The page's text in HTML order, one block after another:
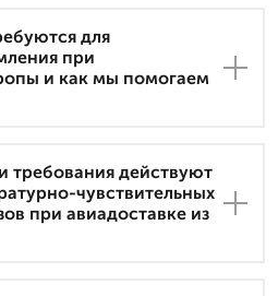
для
при
и как мы помогаем
требования действуют
чувствительных
при авиадоставке из